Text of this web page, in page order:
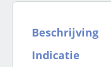
Beschrijving
Indicatie